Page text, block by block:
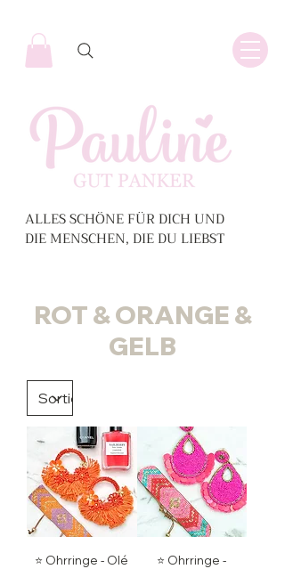
ALLES SCHÖNE FÜR DICH UND
DIE MENSCHEN, DIE DU LIEBST
ROT & ORANGE &
GELB
⭐️ Ohrringe - Olé
⭐️ Ohrringe -